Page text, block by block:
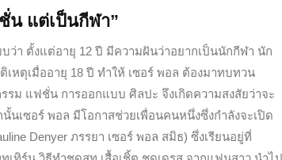
น แต่เป็นกีฬา”
ว่า ตั้งแต่อายุ 12 ปี มีความฝันว่าอยากเป็นนักกีฬา นัก
หตุเมื่ออายุ 18 ปี ทำให้ เซอร์ พอล ต้องมาทบทวน
ม แฟชั่น การออกแบบ ศิลปะ จึงเกิดความสงสัยว่าจะ
นเซอร์ พอล มีโอกาสช่วยเพื่อนคนหนึ่งซึ่งกำลังจะเปิด
Denyer ภรรยา เซอร์ พอล สมิธ) ซึ่งเรียนอยู่ที่